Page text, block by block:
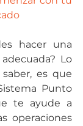
hacer una
Lo
es que
Punto
te ayude a
operaciones